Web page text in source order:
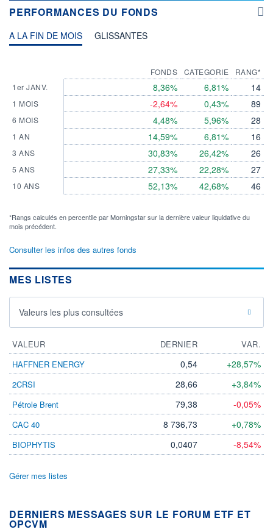
PERFORMANCES DU FONDS
A LA FIN DE MOIS GLISSANTES
1er JANV.
1 MOIS
6 MOIS
1 AN
3 ANS
5 ANS
10 ANS
FONDS
8,36%
-2,64%
4,48%
14,59%
30,83%
27,33%
52,13%
CATEGORIE
6,81%
0,43%
5,96%
6,81%
26,42%
22,28%
42,68%
RANG*
14
89
28
16
26
27
46
*Rangs calculés en percentile par Morningstar sur la dernière valeur liquidative du
mois précédent.
Consulter les infos des autres fonds
MES LISTES
Valeurs les plus consultées
VALEUR DERNIER
VAR.
HAFFNER ENERGY
0,54 +28,57%
2CRSI 28,66 +3,84%
Pétrole Brent 79,38 -0,05%
CAC 40 8 736,73 +0,78%
BIOPHYTIS 0,0407 -8,54%
Gérer mes listes
DERNIERS MESSAGES SUR LE FORUM ETF ET
OPCVM